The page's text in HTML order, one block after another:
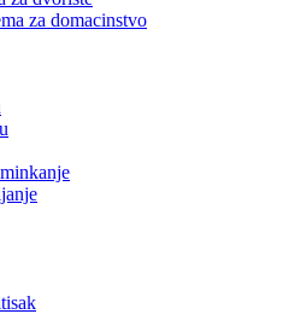
za domacinstvo